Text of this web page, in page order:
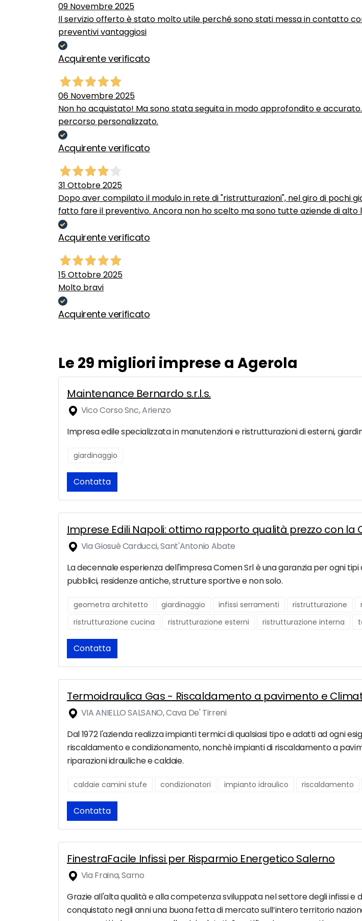
09 Novembre 2025
Il servizio offerto è stato molto utile perché sono stati messa in contatto
preventivi vantaggiosi
Acquirente verificato
06 Novembre 2025
Non ho acquistato! Ma sono stata seguita in modo approfondito e
percorso personalizzato.
Acquirente verificato
31 Ottobre 2025
Dopo aver compilato il modulo in rete di "ristrutturazioni", nel giro di pochi
fatto fare il preventivo. Ancora non ho scelto ma sono tutte aziende di alto
Acquirente verificato
15 Ottobre 2025
Molto bravi
Acquirente verificato
Le 29 migliori imprese a Agerola
Maintenance Bernardo s.r.l.s.
Vico Corso Snc, Arienzo
Impresa edile specializzata in manutenzioni e ristrutturazioni di esterni,
giardinaggio
Contatta
Imprese Edili Napoli: ottimo rapporto qualità prezzo con la
Via Giosuè Carducci, Sant'Antonio Abate
La decennale esperienza dell'impresa Comen Srl è una garanzia per ogni
pubblici, residenze antiche, strutture sportive e non solo.
geometra architetto giardinaggio infissi serramenti ristrutturazione
ristrutturazione cucina
ristrutturazione esterni ristrutturazione interna
Contatta
Termoidraulica Gas - Riscaldamento a pavimento e
VIA ANIELLO SALSANO, Cava De' Tirreni
Dal 1972 l'azienda realizza impianti termici di qualsiasi tipo e adatti ad ogni
riscaldamento e condizionamento, nonchè impianti di riscaldamento a
riparazioni idrauliche e caldaie.
caldaie camini stufe condizionatori impianto idraulico riscaldamento
Contatta
FinestraFacile Infissi per Risparmio Energetico Salerno
Via Fraina, Sarno
Grazie all'alta qualità e alla competenza sviluppata nel settore degli infissi
conquistato negli anni una buona fetta di mercato sull’intero territorio